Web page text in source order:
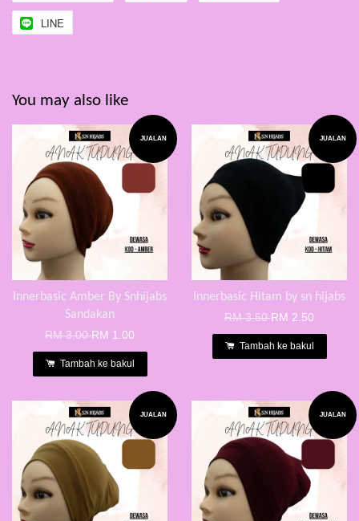
LINE
You may also like
JUALAN
Innerbasic Amber By Snhijabs
Sandakan
RM 3.00RM 1.00
Tambah ke bakul
JUALAN
Innerbasic Hitam by sn hijabs
RM 3.50RM 2.50
Tambah ke bakul
JUALAN JUALAN